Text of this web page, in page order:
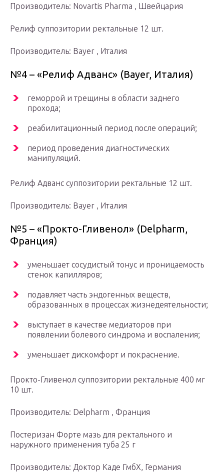
Производитель: Novartis Pharma , Швейцария
Релиф суппозитории ректальные 12 шт.
Производитель: Bayer , Италия
№4 – «Релиф Адванс» (Bayer, Италия)
геморрой и трещины в области заднего
прохода;
реабилитационный период после операций;
период проведения диагностических
манипуляций.
Релиф Адванс суппозитории ректальные 12 шт.
Производитель: Bayer , Италия
№5 – «Прокто-Гливенол» (Delpharm,
Франция)
уменьшает сосудистый тонус и проницаемость
стенок капилляров;
подавляет часть эндогенных веществ,
образованных в процессах жизнедеятельности;
выступает в качестве медиаторов при
появлении болевого синдрома и воспаления;
уменьшает дискомфорт и покраснение.
Прокто-Гливенол суппозитории ректальные 400 мг
10 шт.
Производитель: Delpharm , Франция
Постеризан Форте мазь для ректального и
наружного применения туба 25 г
Производитель: Доктор Каде ГмбХ, Германия